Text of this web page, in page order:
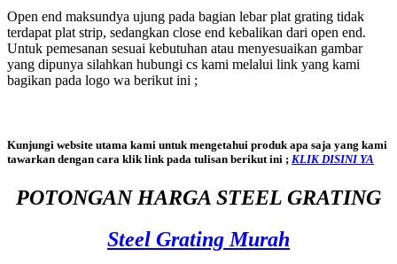
Open end maksundya ujung pada bagian lebar plat grating tidak
terdapat plat strip, sedangkan close end kebalikan dari open end.
Untuk pemesanan sesuai kebutuhan atau menyesuaikan gambar
yang dipunya silahkan hubungi cs kami melalui link yang kami
bagikan pada logo wa berikut ini ;
Kunjungi website utama kami untuk mengetahui produk apa saja yang kami
tawarkan dengan cara klik link pada tulisan berikut ini ; KLIK DISINI YA
POTONGAN HARGA STEEL GRATING
Steel Grating Murah